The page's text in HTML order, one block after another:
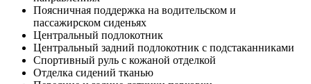
Поясничная поддержка на водительском и
пассажирском сиденьях
Центральный подлокотник
Центральный задний подлокотник с подстаканниками
Спортивный руль с кожаной отделкой
Отделка сидений тканью